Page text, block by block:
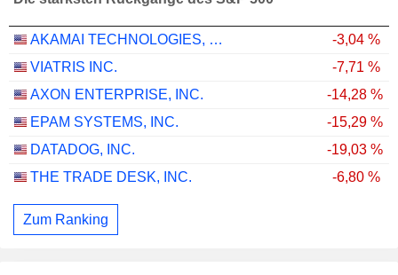
AKAMAI TECHNOLOGIES, INC.
-3,04 %
VIATRIS INC.
-7,71 %
AXON ENTERPRISE, INC.
-14,28 %
EPAM SYSTEMS, INC.
-15,29 %
DATADOG, INC.
-19,03 %
THE TRADE DESK, INC.
-6,80 %
Zum Ranking